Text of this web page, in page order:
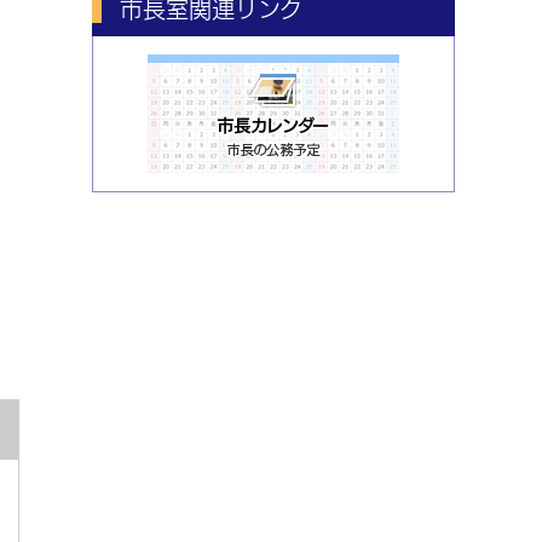
市長室関連リンク